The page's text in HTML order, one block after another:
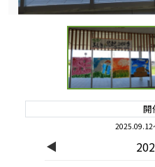
開
2025.09.12
◀